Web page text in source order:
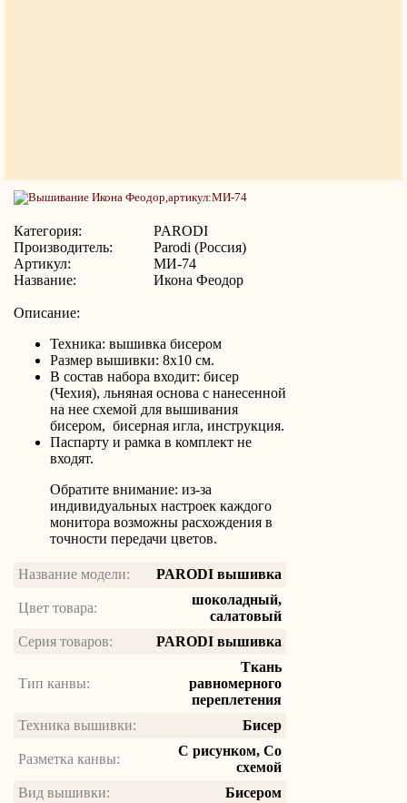
Категория:
PARODI
Производитель:
Parodi (Россия)
Артикул:
МИ-74
Название:
Икона Феодор
Описание:
Техника: вышивка бисером
Размер вышивки: 8х10 см.
В состав набора входит: бисер
(Чехия), льняная основа с нанесенной
на нее схемой для вышивания
бисером, бисерная игла, инструкция.
Паспарту и рамка в комплект не
входят.
Обратите внимание: из-за
индивидуальных настроек каждого
монитора возможны расхождения в
точности передачи цветов.
Название модели: PARODI вышивка
Цвет товара:
шоколадный,
салатовый
Серия товаров:
PARODI вышивка
Тип канвы:
Ткань
равномерного
переплетения
Техника вышивки:
Бисер
Разметка канвы:
С рисунком, Со
схемой
Вид вышивки:
Бисером